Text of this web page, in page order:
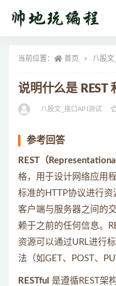
当前位置： 首页 八股文
说明什么是 REST
八股文_接口API测试
参考回答
REST（
格，用于设计网络应用
标准的HTTP协议进行资
客户端与服务器之间的
赖于之前的任何信息。
资源可以通过URL进行
法（如GET、POST、
RESTful 是遵循REST架